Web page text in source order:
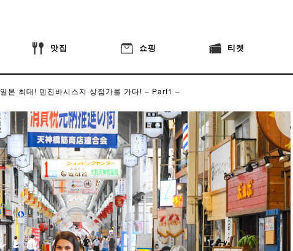
맛집 쇼핑 티켓
일본 최대! 덴진바시스지 상점가를 가다! – Part1 –